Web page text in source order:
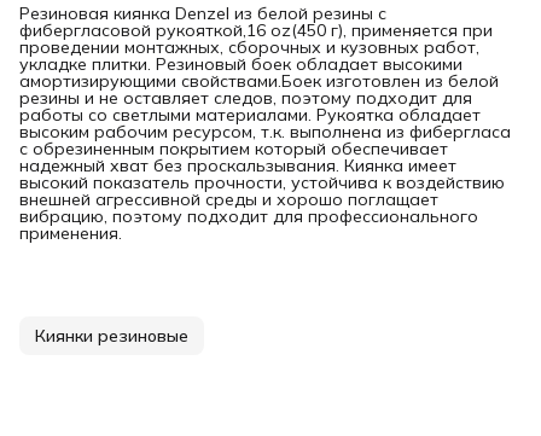
Резиновая киянка Denzel из белой резины с
фибергласовой рукояткой,16 oz(450 г), применяется при
проведении монтажных, сборочных и кузовных работ,
укладке плитки. Резиновый боек обладает высокими
амортизирующими свойствами.Боек изготовлен из белой
резины и не оставляет следов, поэтому подходит для
работы со светлыми материалами. Рукоятка обладает
высоким рабочим ресурсом, т.к. выполнена из фибергласа
с обрезиненным покрытием который обеспечивает
надежный хват без проскальзывания. Киянка имеет
высокий показатель прочности, устойчива к воздействию
внешней агрессивной среды и хорошо поглащает
вибрацию, поэтому подходит для профессионального
применения.
Киянки резиновые